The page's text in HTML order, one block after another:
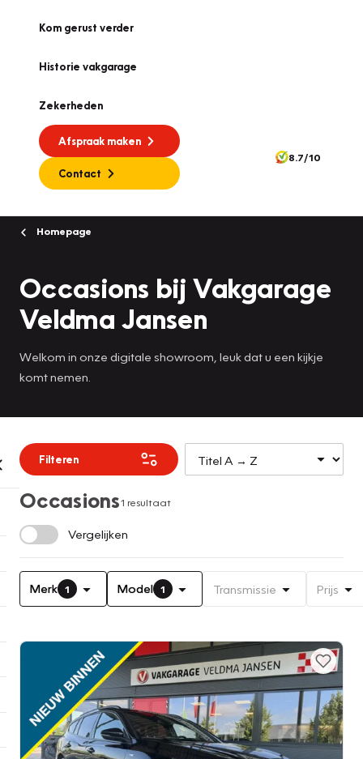
Kom gerust verder
Historie vakgarage
Zekerheden
Afspraak maken
Contact
8.7/10
Homepage
Occasions bij Vakgarage
Veldma Jansen
Welkom in onze digitale showroom, leuk dat u een kijkje
komt nemen.
Filteren
Occasions1 resultaat
Vergelijken
Merk 1 Model 1 Transmissie Prijs